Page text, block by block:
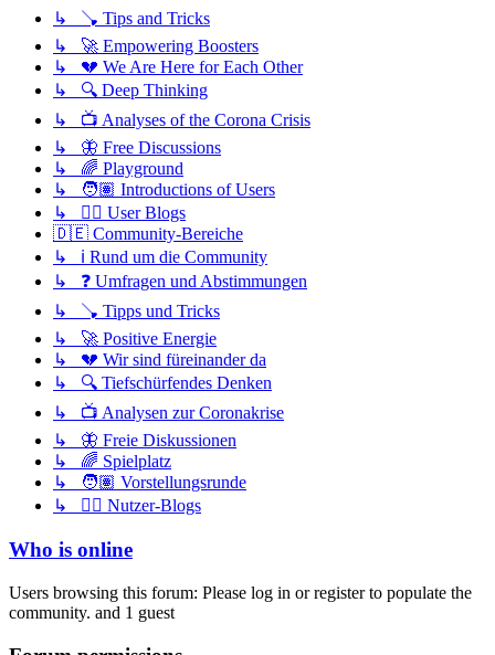
↳ 🪠 Tips and Tricks
↳ 🚀 Empowering Boosters
↳ 💔 We Are Here for Each Other
↳ 🔍 Deep Thinking
↳ 📺 Analyses of the Corona Crisis
↳ 🦋 Free Discussions
↳ 🌈 Playground
↳ 🧑🏽 Introductions of Users
↳ ✍🏽 User Blogs
🇩🇪 Community-Bereiche
↳ ℹ️ Rund um die Community
↳ ❓ Umfragen und Abstimmungen
↳ 🪠 Tipps und Tricks
↳ 🚀 Positive Energie
↳ 💔 Wir sind füreinander da
↳ 🔍 Tiefschürfendes Denken
↳ 📺 Analysen zur Coronakrise
↳ 🦋 Freie Diskussionen
↳ 🌈 Spielplatz
↳ 🧑🏽 Vorstellungsrunde
↳ ✍🏽 Nutzer-Blogs
Who is online
Users browsing this forum: Please log in or register to populate the
community. and 1 guest